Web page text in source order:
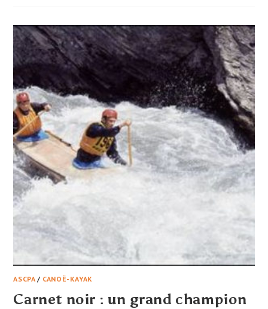
EN
ITALIE
ASCPA/ CANOË-KAYAK
Carnet noir : un grand champion